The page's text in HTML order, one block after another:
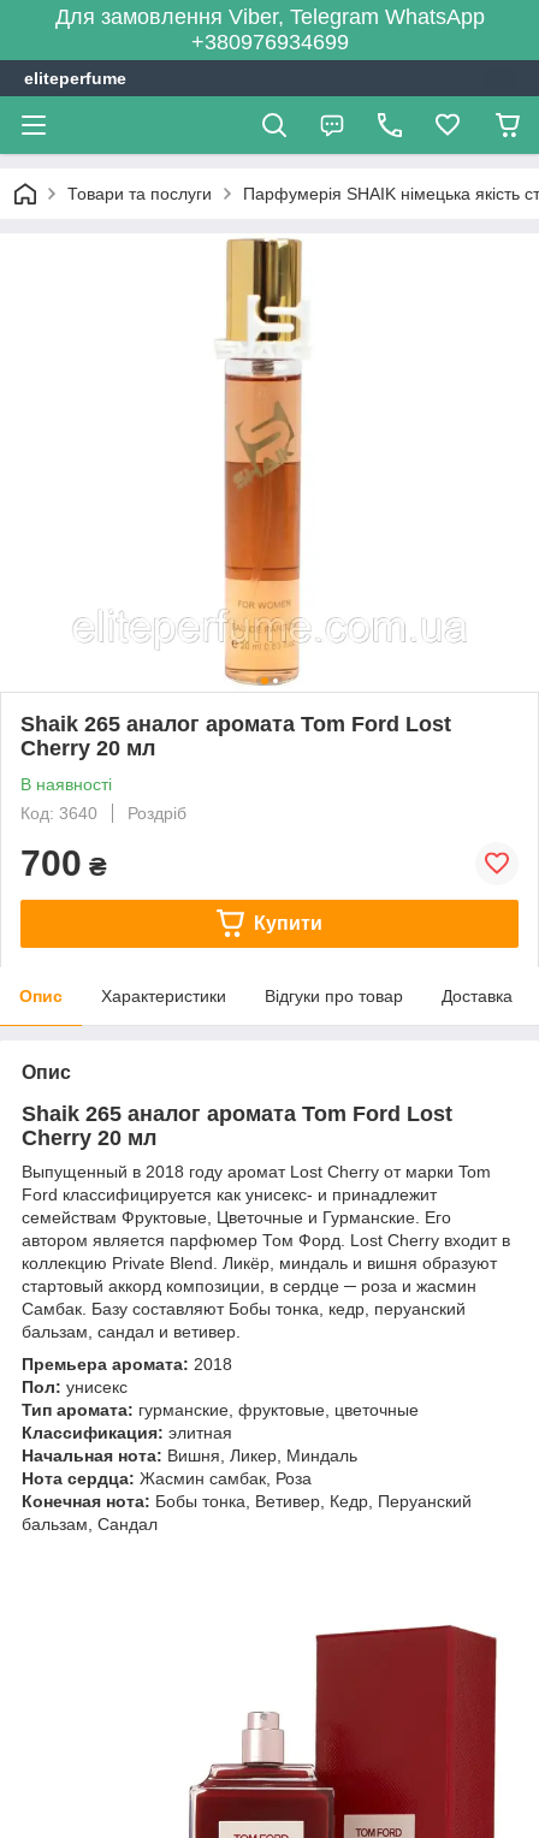
Для замовлення Viber, Telegram WhatsApp
+380976934699
eliteperfume
Товари та послуги Парфумерія SHAIK німецька якість
Shaik 265 аналог аромата Tom Ford Lost
Cherry 20 мл
В наявності
Код: 3640
Роздріб
700 ₴
Купити
Опис Характеристики Відгуки про товар Доставка
Опис
Shaik 265 аналог аромата Tom Ford Lost
Cherry 20 мл
Выпущенный в 2018 году аромат Lost Cherry от марки Tom
Ford классифицируется как унисекс- и принадлежит
семействам Фруктовые, Цветочные и Гурманские. Его
автором является парфюмер Том Форд. Lost Cherry входит в
коллекцию Private Blend. Ликёр, миндаль и вишня образуют
стартовый аккорд композиции, в сердце ─ роза и жасмин
Самбак. Базу составляют Бобы тонка, кедр, перуанский
бальзам, сандал и ветивер.
Премьера аромата: 2018
Пол: унисекс
Тип аромата: гурманские, фруктовые, цветочные
Классификация: элитная
Начальная нота: Вишня, Ликер, Миндаль
Нота сердца: Жасмин самбак, Роза
Конечная нота: Бобы тонка, Ветивер, Кедр, Перуанский
бальзам, Сандал